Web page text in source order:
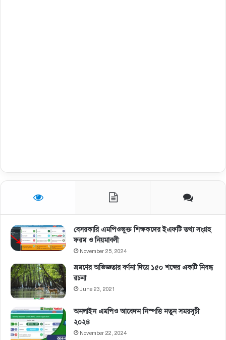
বেসরকারি এমপিওভুক্ত শিক্ষকদের ইএফটি তথ্য সংগ্রহ
ফরম ও নিয়মাবলী
November 25, 2024
ভ্রমণের অভিজ্ঞতার বর্ণনা দিয়ে ১৫০ শব্দের একটি নিবন্ধ
রচনা
June 23, 2021
অনলাইন এমপিও আবেদন নিস্পত্তি নতুন সময়সূচী
২০২৪
November 22, 2024